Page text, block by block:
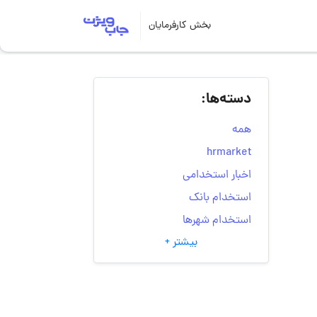
بخش کارفرمایان
دسته‌ها:
همه
hrmarket
اخبار استخدامی
استخدام بانک
استخدام شهرها
انتخاب مسیر شغلی
به‌روزرسانی‌های سایت
بیشتر +